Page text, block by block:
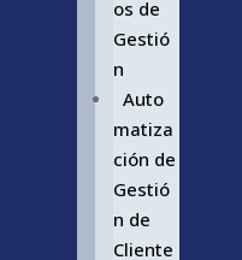
os de
Gestió
n
Auto
matiza
ción de
Gestió
n de
Cliente